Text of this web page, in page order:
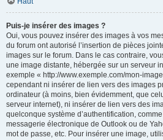
Puis-je insérer des images ?
Oui, vous pouvez insérer des images à vos
du forum ont autorisé l’insertion de pièces
images sur le forum. Dans le cas contraire,
une image distante, hébergée sur un serveur
exemple « http://www.exemple.com/mon-
cependant ni insérer de lien vers des images
ordinateur (à moins, bien évidemment, que
serveur internet), ni insérer de lien vers des
quelconque système d’authentification,
messagerie électronique de Outlook ou de
mot de passe, etc. Pour insérer une image,